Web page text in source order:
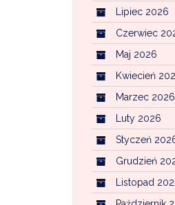
ODPADAMI KOMUNALNYMI
Lipiec 2026
Czerwiec
Maj 2026
Kwiecień
Marzec 2026
Luty 2026
Styczeń
Grudzień
Listopad